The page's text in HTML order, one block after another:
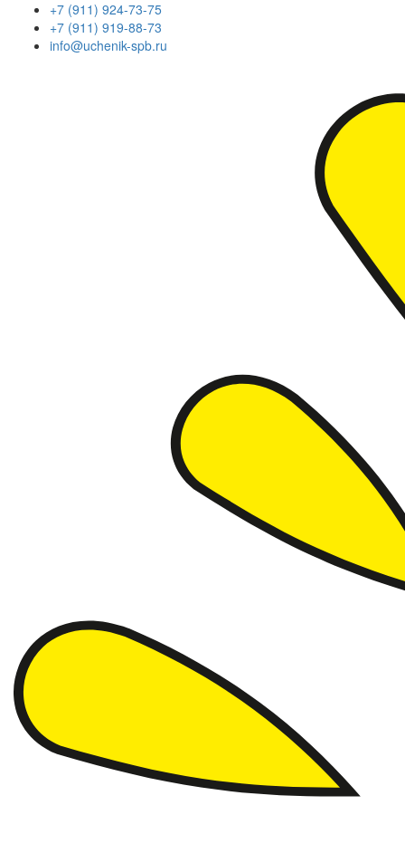
+7 (911) 924-73-75
+7 (911) 919-88-73
info@uchenik-spb.ru